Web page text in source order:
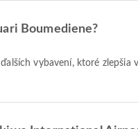
Boumediene?